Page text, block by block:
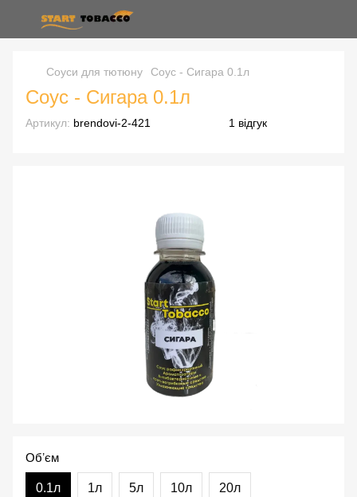
Соуси для тютюну Соус - Сигара 0.1л
Соус - Сигара 0.1л
Артикул: brendovi-2-421 1 відгук
Обʼєм
0.1л 1л 5л 10л 20л